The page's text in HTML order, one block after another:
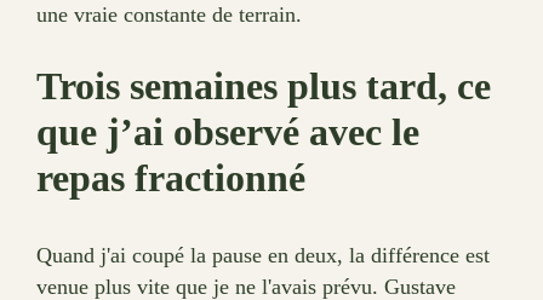
une vraie constante de terrain.
Trois semaines plus tard, ce
que j’ai observé avec le
repas fractionné
Quand j'ai coupé la pause en deux, la différence est
venue plus vite que je ne l'avais prévu. Gustave